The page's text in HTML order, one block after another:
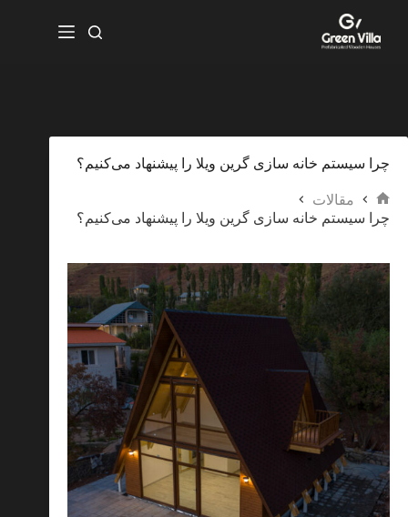
چرا سیستم خانه سازی گرین ویلا را پیشنهاد می‌کنیم؟
مقالات
چرا سیستم خانه سازی گرین ویلا را پیشنهاد می‌کنیم؟